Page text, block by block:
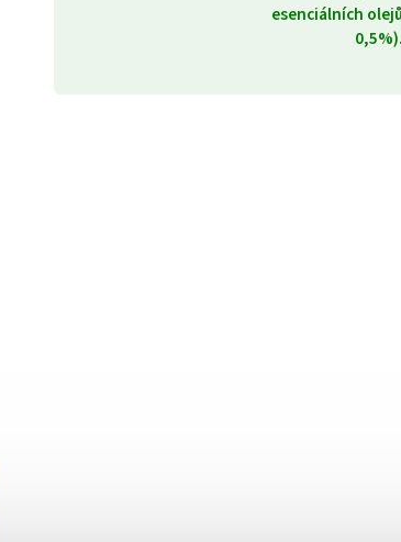
esenciálních olejů
0,5%).